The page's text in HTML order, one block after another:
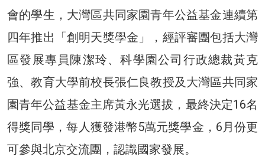
會的學生，大灣區共同家園青年公益基金連續第
四年推出「創明天獎學金」，經評審團包括大灣
區發展專員陳潔玲、科學園公司行政總裁黃克
強、教育大學前校長張仁良教授及大灣區共同家
園青年公益基金主席黃永光選拔，最終決定16名
得獎同學，每人獲發港幣5萬元獎學金，6月份更
可參與北京交流團，認識國家發展。